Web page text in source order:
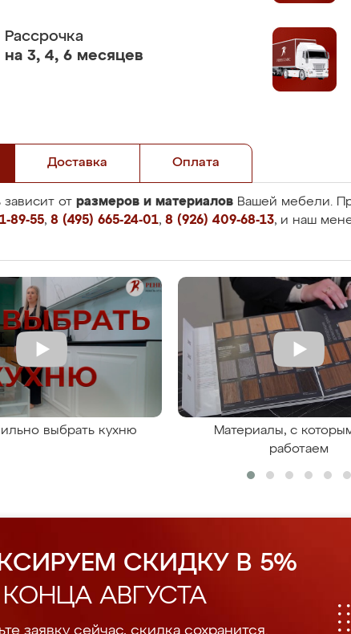
Рассрочка
на 3, 4, 6 месяцев
Доставка Оплата
от размеров и материалов Вашей мебели.
89-55, 8 (495) 665-24-01, 8 (926) 409-68-13, и наш
выбрать кухню
Материалы, с
работаем
СКИДКУ В 5%
АВГУСТА
заявку сейчас, скидка сохранится.